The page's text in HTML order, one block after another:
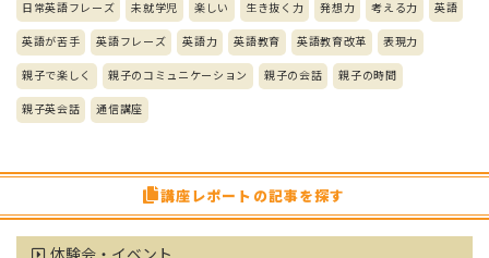
日常英語フレーズ 未就学児 楽しい 生き抜く力 発想力 考える力 英語
英語が苦手 英語フレーズ 英語力 英語教育 英語教育改革 表現力
親子で楽しく 親子のコミュニケーション 親子の会話 親子の時間
親子英会話 通信講座
講座レポートの記事を探す